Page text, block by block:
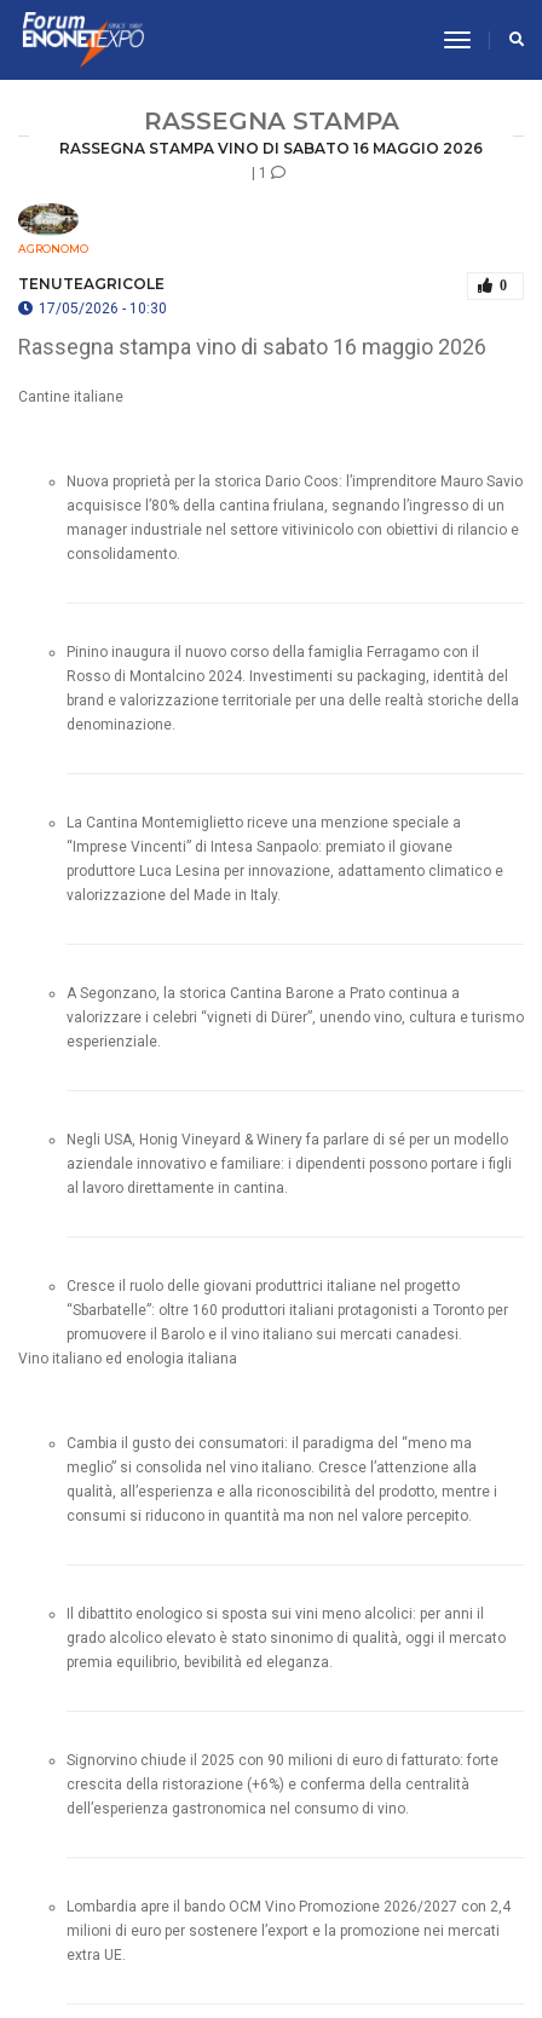
toggle
RASSEGNA STAMPA
RASSEGNA STAMPA VINO DI SABATO 16 MAGGIO 2026
| 1
AGRONOMO
TENUTEAGRICOLE 0
17/05/2026 - 10:30
Rassegna stampa vino di sabato 16 maggio 2026
Cantine italiane
Nuova proprietà per la storica Dario Coos: l’imprenditore Mauro Savio
acquisisce l’80% della cantina friulana, segnando l’ingresso di un
manager industriale nel settore vitivinicolo con obiettivi di rilancio e
consolidamento.
Pinino inaugura il nuovo corso della famiglia Ferragamo con il
Rosso di Montalcino 2024. Investimenti su packaging, identità del
brand e valorizzazione territoriale per una delle realtà storiche della
denominazione.
La Cantina Montemiglietto riceve una menzione speciale a
“Imprese Vincenti” di Intesa Sanpaolo: premiato il giovane
produttore Luca Lesina per innovazione, adattamento climatico e
valorizzazione del Made in Italy.
A Segonzano, la storica Cantina Barone a Prato continua a
valorizzare i celebri “vigneti di Dürer”, unendo vino, cultura e turismo
esperienziale.
Negli USA, Honig Vineyard & Winery fa parlare di sé per un modello
aziendale innovativo e familiare: i dipendenti possono portare i figli
al lavoro direttamente in cantina.
Cresce il ruolo delle giovani produttrici italiane nel progetto
“Sbarbatelle”: oltre 160 produttori italiani protagonisti a Toronto per
promuovere il Barolo e il vino italiano sui mercati canadesi.
Vino italiano ed enologia italiana
Cambia il gusto dei consumatori: il paradigma del “meno ma
meglio” si consolida nel vino italiano. Cresce l’attenzione alla
qualità, all’esperienza e alla riconoscibilità del prodotto, mentre i
consumi si riducono in quantità ma non nel valore percepito.
Il dibattito enologico si sposta sui vini meno alcolici: per anni il
grado alcolico elevato è stato sinonimo di qualità, oggi il mercato
premia equilibrio, bevibilità ed eleganza.
Signorvino chiude il 2025 con 90 milioni di euro di fatturato: forte
crescita della ristorazione (+6%) e conferma della centralità
dell’esperienza gastronomica nel consumo di vino.
Lombardia apre il bando OCM Vino Promozione 2026/2027 con 2,4
milioni di euro per sostenere l’export e la promozione nei mercati
extra UE.